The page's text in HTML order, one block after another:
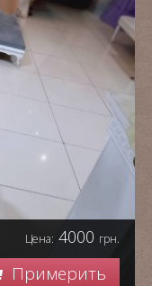
Цена: 4000 грн.
Примерить